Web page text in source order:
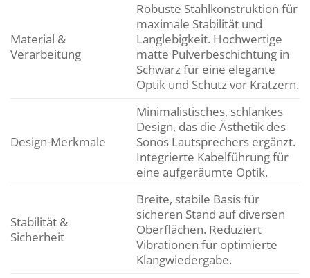
Material &
Verarbeitung
Robuste Stahlkonstruktion für
maximale Stabilität und
Langlebigkeit. Hochwertige
matte Pulverbeschichtung in
Schwarz für eine elegante
Optik und Schutz vor Kratzern.
Design-Merkmale
Minimalistisches, schlankes
Design, das die Ästhetik des
Sonos Lautsprechers ergänzt.
Integrierte Kabelführung für
eine aufgeräumte Optik.
Stabilität &
Sicherheit
Breite, stabile Basis für
sicheren Stand auf diversen
Oberflächen. Reduziert
Vibrationen für optimierte
Klangwiedergabe.